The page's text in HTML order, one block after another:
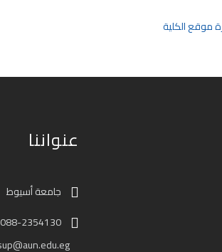
موقع الكلية
عنواننا
جامعة أسيوط
088-2354130